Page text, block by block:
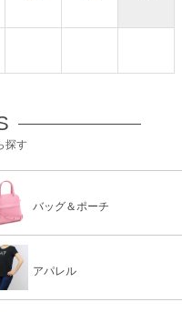
探す
バッグ＆ポーチ
アパレル